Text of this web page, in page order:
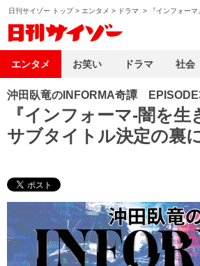
日刊サイゾー トップ> エンタメ > ドラマ > 『インフォー
沖田臥竜のINFORMA奇譚
『インフォーマ-闇を生
サブタイトル決定の裏
エンタメ お笑い ドラマ 社会